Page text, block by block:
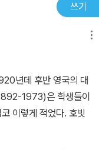
킨은 직접적인 표현보
자신의 의도를 간접
난장이들보다 작은
좋아한다. 난장이들
도구를 사용하는 것은
은 싫어하는 여유로운
도 밝아서 관찰력이 좋
한 성격 탓에 대부분
몇 설정이 달라서 비교
의지가 아닌 운명의 이
는 스스로의 결심으로
이 미미했던 참나무방
난쟁이들의 전투력이
(원작에서는 허구한 날
과야 어떻든 간에 이만
작에 각색을 더하고,
쓰기
년데 후반 영국의 대
1973)은 학생들이
이렇게 적었다. 호빗